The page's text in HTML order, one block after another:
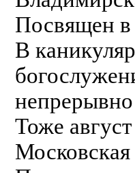
Посвящен в
В
Тоже
Московская